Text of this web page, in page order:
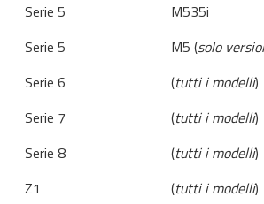
Serie 5
M535i
Serie 5 M5 (solo
Serie 6 (tutti i modelli)
Serie 7 (tutti i modelli)
Serie 8 (tutti i modelli)
Z1 (tutti i modelli)